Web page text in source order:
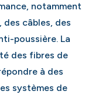
notamment
câbles, des
poussière. La
des fibres de
à des
systèmes de